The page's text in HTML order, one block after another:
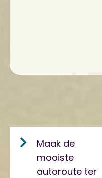
Maak de
mooiste
autoroute ter